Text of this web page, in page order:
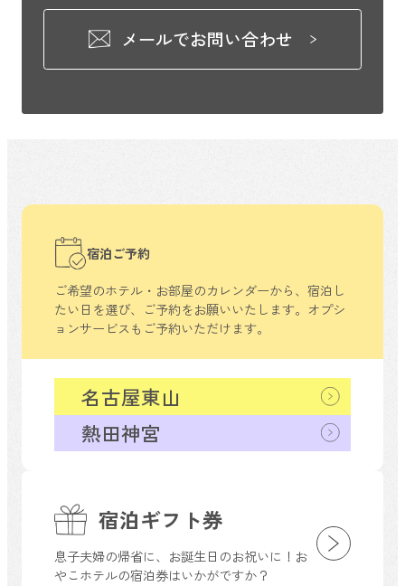
メールでお問い合わせ
宿泊ギフト券
息子夫婦の帰省に、お誕生日のお祝いに！お
やこホテルの宿泊券はいかがですか？
宿泊ご予約
ご希望のホテル・お部屋のカレンダーから、 宿泊し
たい日を選び、ご予約をお願いいたします。 オプシ
ョンサービスもご予約いただけます。
熱田神宮
名古屋東山